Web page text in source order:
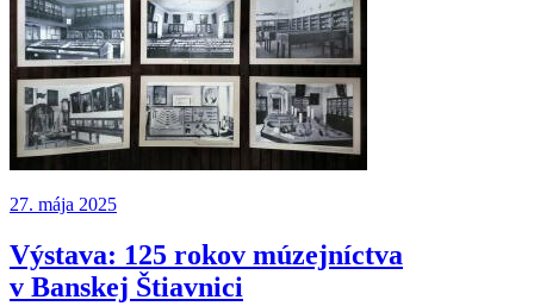
27. mája 2025
Výstava: 125 rokov múzejníctva
v Banskej Štiavnici